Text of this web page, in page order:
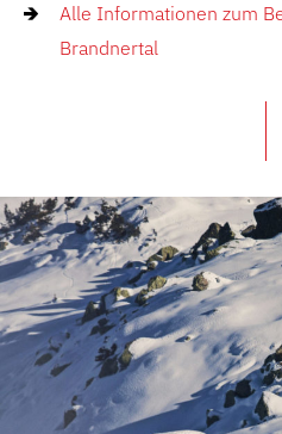
Alle Informationen zum
Brandnertal